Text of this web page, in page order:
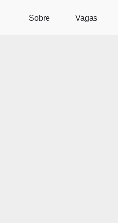
Sobre Vagas